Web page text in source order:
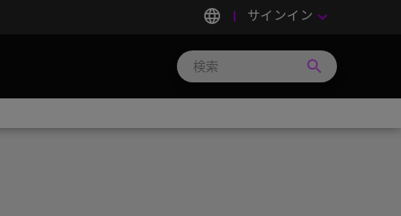
language サインイン keyboard_arrow_down
search